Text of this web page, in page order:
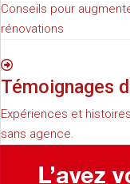
Conseils pour
rénovations
Témoignages
Expériences et
sans agence.